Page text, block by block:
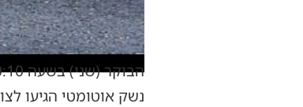
נשק אוטומטי הגיעו